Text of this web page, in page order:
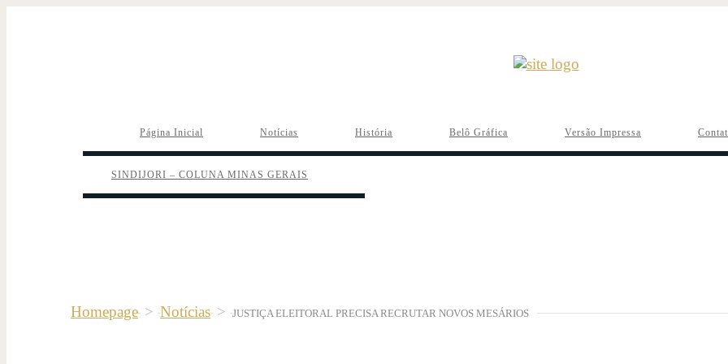
Página Inicial Notícias História Belô Gráfica Versão Impressa
SINDIJORI – COLUNA MINAS GERAIS
Homepage > Notícias > JUSTIÇA ELEITORAL PRECISA RECRUTAR NOVOS MESÁRIOS